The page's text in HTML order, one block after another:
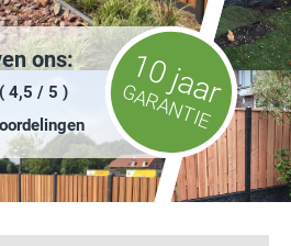
ons:
( 4,5 / 5 )
10 jaar
GARANTIE